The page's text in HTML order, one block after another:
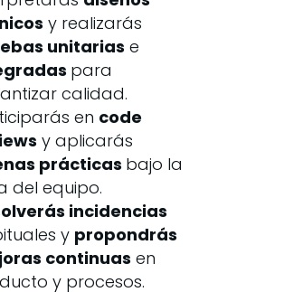
y realizarás
unitarias e
para
calidad.
en code
y aplicarás
prácticas bajo la
del equipo.
incidencias
y propondrás
continuas en
y procesos.